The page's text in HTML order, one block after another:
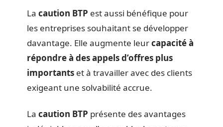
La caution BTP est aussi bénéfique pour
les entreprises souhaitant se développer
davantage. Elle augmente leurcapacité à
répondre à des appels d’offres plus
importants et à travailler avec des clients
exigeant une solvabilité accrue.
La caution BTP présente des avantages